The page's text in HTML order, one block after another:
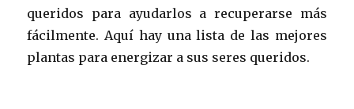
queridos para ayudarlos a recuperarse más
fácilmente. Aquí hay una lista de las mejores
plantas para energizar a sus seres queridos.